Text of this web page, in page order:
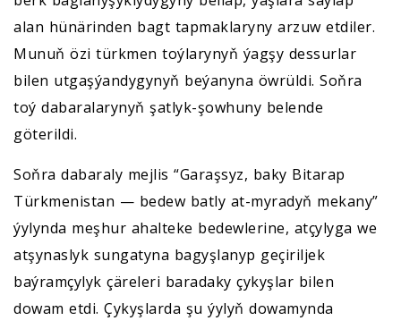
alan hünärinden bagt tapmaklaryny arzuw etdiler.
Munuň özi türkmen toýlarynyň ýagşy dessurlar
bilen utgaşýandygynyň beýanyna öwrüldi. Soňra
toý dabaralarynyň şatlyk-şowhuny belende
göterildi.
Soňra dabaraly mejlis “Garaşsyz, baky Bitarap
Türkmenistan — bedew batly at-myradyň mekany”
ýylynda meşhur ahalteke bedewlerine, atçylyga we
atşynaslyk sungatyna bagyşlanyp geçiriljek
baýramçylyk çäreleri baradaky çykyşlar bilen
dowam etdi. Çykyşlarda şu ýylyň dowamynda